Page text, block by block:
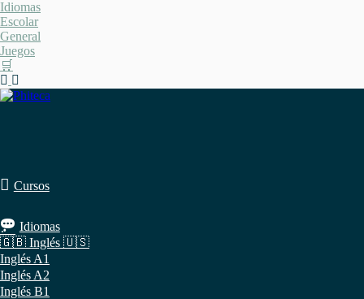
Saltar
al
contenido
Idiomas
Escolar
General
Juegos
🛒
Cursos
Idiomas
🇬🇧 Inglés 🇺🇸
Inglés A1
Inglés A2
Inglés B1